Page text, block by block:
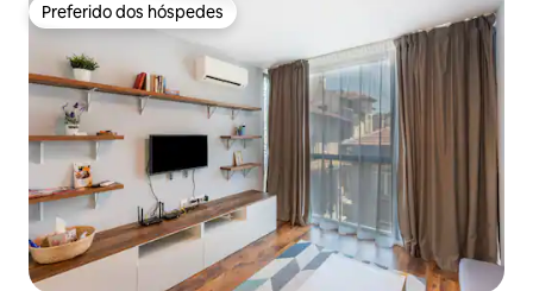
Preferido dos hóspedes
Preferido dos hóspedes